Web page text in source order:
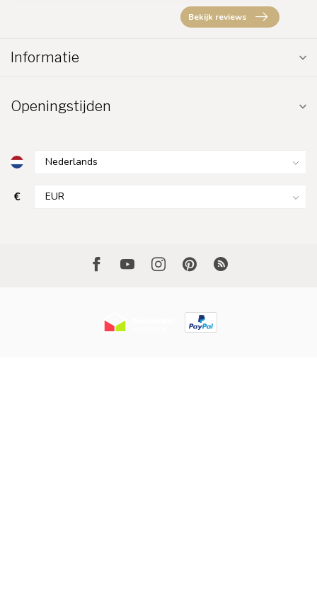
Bekijk reviews
Informatie
Openingstijden
€